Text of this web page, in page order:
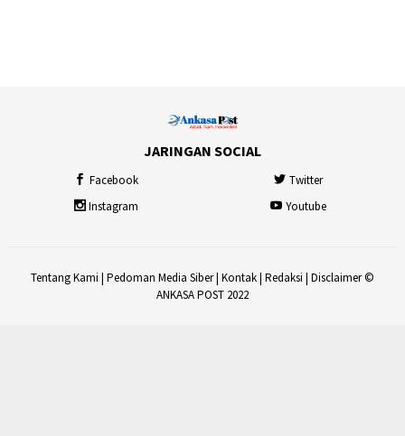
JARINGAN SOCIAL
Facebook
Twitter
Instagram
Youtube
Tentang Kami | Pedoman Media Siber| Kontak| Redaksi | Disclaimer©
ANKASA POST 2022